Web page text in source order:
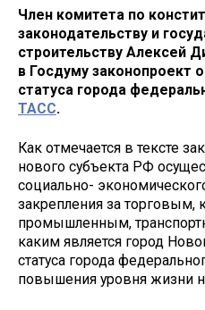
Член комитета по
законодательству и
строительству Алексей
в Госдуму законопроект
статуса города
ТАСС.
Как отмечается в тексте
нового субъекта РФ
социально-
закрепления за торговым,
промышленным,
каким является город
статуса города
повышения уровня жизни